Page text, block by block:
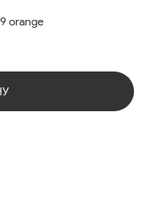
orange